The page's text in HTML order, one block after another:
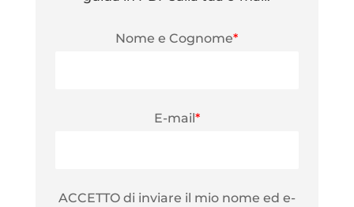
Nome e Cognome*
E-mail*
ACCETTO di inviare il mio nome ed e-